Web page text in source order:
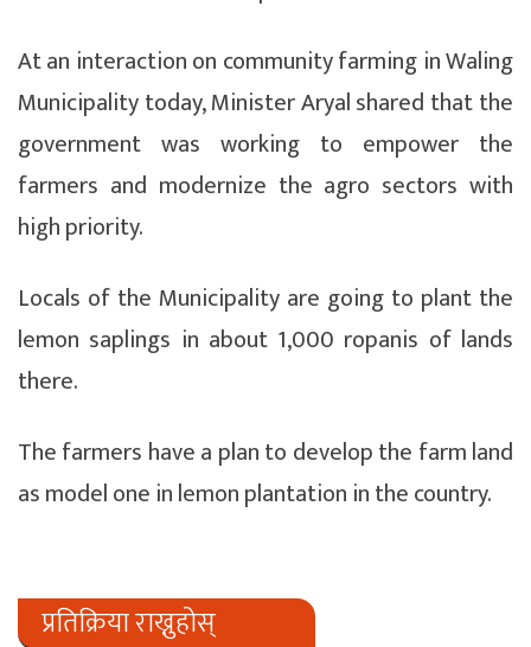
At an interaction on community farming in Waling
Municipality today, Minister Aryal shared that the
government was working to empower the
farmers and modernize the agro sectors with
high priority.
Locals of the Municipality are going to plant the
lemon saplings in about 1,000 ropanis of lands
there.
The farmers have a plan to develop the farm land
as model one in lemon plantation in the country.
प्रतिक्रिया राख्नुहोस्